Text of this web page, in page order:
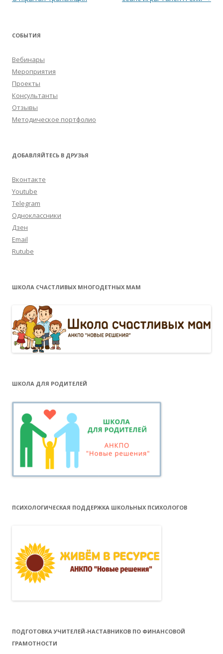
СОБЫТИЯ
Вебинары
Мероприятия
Проекты
Консультанты
Отзывы
Методическое портфолио
ДОБАВЛЯЙТЕСЬ В ДРУЗЬЯ
Вконтакте
Youtube
Telegram
Одноклассники
Дзен
Email
Rutube
ШКОЛА СЧАСТЛИВЫХ МНОГОДЕТНЫХ МАМ
ШКОЛА ДЛЯ РОДИТЕЛЕЙ
ПСИХОЛОГИЧЕСКАЯ ПОДДЕРЖКА ШКОЛЬНЫХ ПСИХОЛОГОВ
ПОДГОТОВКА УЧИТЕЛЕЙ-НАСТАВНИКОВ ПО ФИНАНСОВОЙ
ГРАМОТНОСТИ